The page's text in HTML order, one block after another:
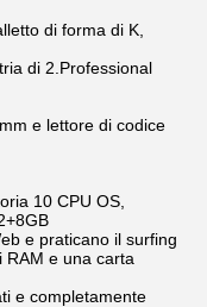
di forma di K,
di 2.Professional
e lettore di codice
10 CPU OS,
e praticano il surfing
RAM e una carta
e completamente